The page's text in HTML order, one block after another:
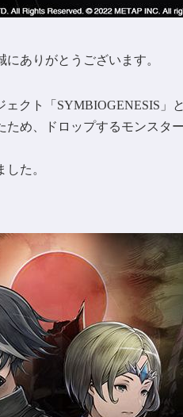
ありがとうございます。
クト「SYMBIOGENESIS
ため、ドロップするモンスタ
た。